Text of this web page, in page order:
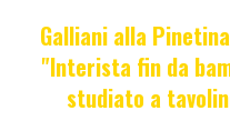
Galliani alla
"Interista fin da
studiato a